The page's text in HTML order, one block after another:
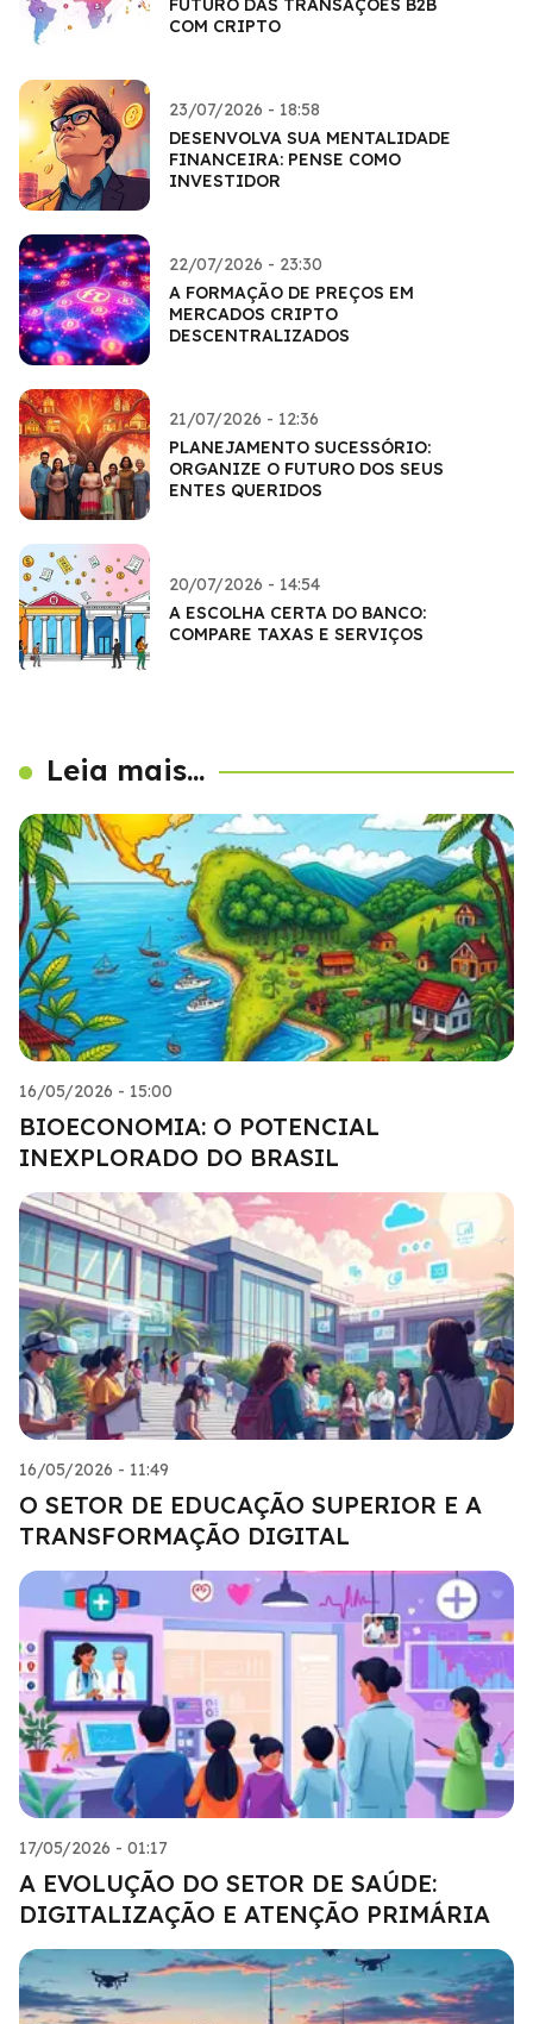
FUTURO DAS TRANSAÇÕES B2B
COM CRIPTO
23/07/2026 - 18:58
DESENVOLVA SUA MENTALIDADE
FINANCEIRA: PENSE COMO
INVESTIDOR
22/07/2026 - 23:30
A FORMAÇÃO DE PREÇOS EM
MERCADOS CRIPTO
DESCENTRALIZADOS
21/07/2026 - 12:36
PLANEJAMENTO SUCESSÓRIO:
ORGANIZE O FUTURO DOS SEUS
ENTES QUERIDOS
20/07/2026 - 14:54
A ESCOLHA CERTA DO BANCO:
COMPARE TAXAS E SERVIÇOS
Leia mais...
16/05/2026 - 15:00
BIOECONOMIA: O POTENCIAL
INEXPLORADO DO BRASIL
16/05/2026 - 11:49
O SETOR DE EDUCAÇÃO SUPERIOR E A
TRANSFORMAÇÃO DIGITAL
17/05/2026 - 01:17
A EVOLUÇÃO DO SETOR DE SAÚDE:
DIGITALIZAÇÃO E ATENÇÃO PRIMÁRIA